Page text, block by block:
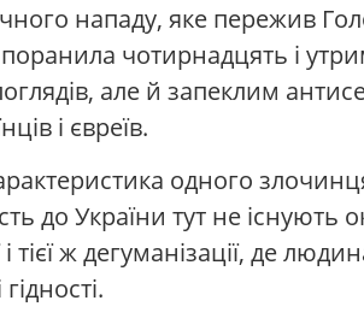
нападу, яке пережив
чотирнадцять і
але й запеклим
і євреїв.
одного
до України тут не
тієї ж дегуманізації, де